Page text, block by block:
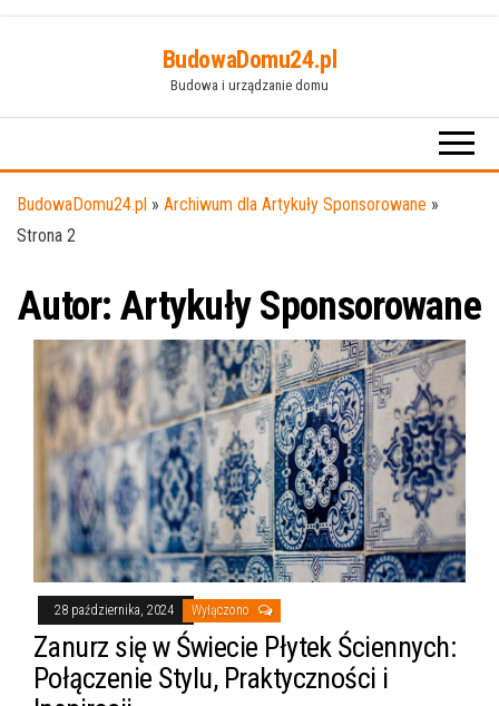
BudowaDomu24.pl
Budowa i urządzanie domu
BudowaDomu24.pl » Archiwum dla Artykuły Sponsorowane »
Strona 2
Autor:Artykuły Sponsorowane
28 października, 2024 Wyłączono
Zanurz się w Świecie Płytek Ściennych:
Połączenie Stylu, Praktyczności i